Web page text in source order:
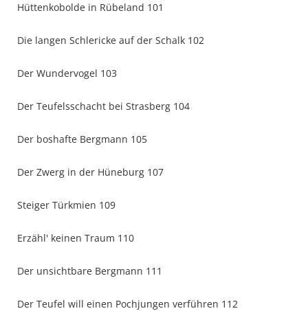
Hüttenkobolde in Rübeland 101
Die langen Schlericke auf der Schalk 102
Der Wundervogel 103
Der Teufelsschacht bei Strasberg 104
Der boshafte Bergmann 105
Der Zwerg in der Hüneburg 107
Steiger Türkmien 109
Erzähl' keinen Traum 110
Der unsichtbare Bergmann 111
Der Teufel will einen Pochjungen verführen 112